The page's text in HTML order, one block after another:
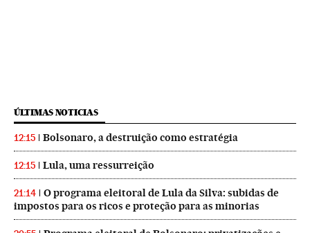
ÚLTIMAS NOTICIAS
12:15 Bolsonaro, a destruição como estratégia
12:15 Lula, uma ressurreição
21:14
O programa eleitoral de Lula da Silva: subidas de
impostos para os ricos e proteção para as minorias